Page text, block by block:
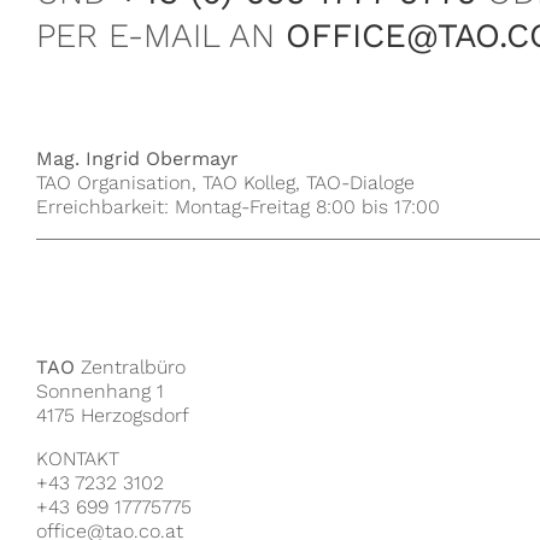
PER E-MAIL AN
Mag. Ingrid Obermayr
TAO Organisation, TAO Kolleg, TAO-Dialoge
Erreichbarkeit: Montag-Freitag 8:00 bis 17:00
TAO Zentralbüro
Sonnenhang 1
4175 Herzogsdorf
KONTAKT
+43 7232 3102
+43 699 17775775
office@tao.co.at